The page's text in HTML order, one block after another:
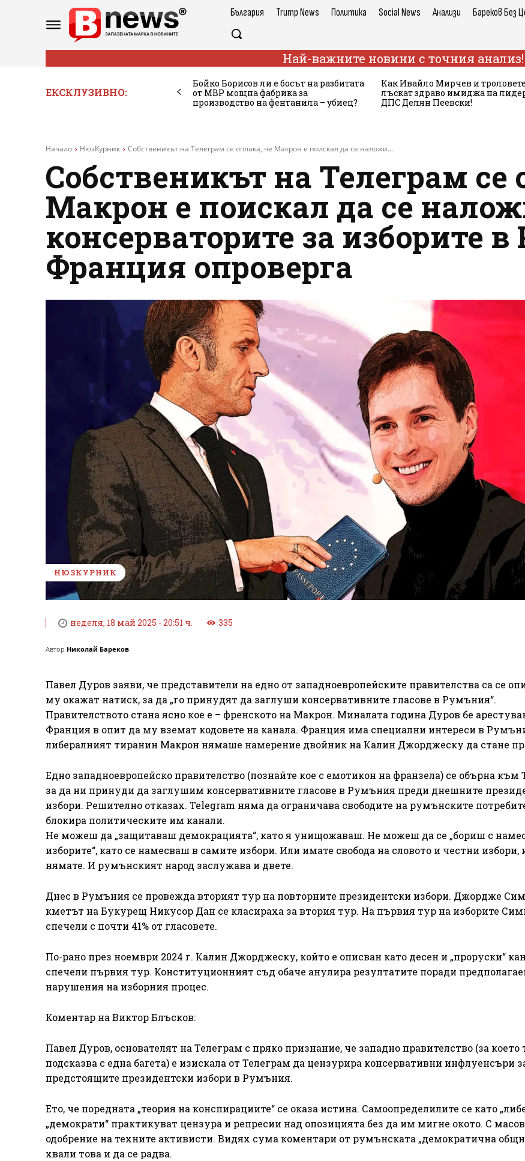
България Trump News Политика Social News Анализи Бареков Без
Най-важните новини с точния анализ!
ЕКСКЛУЗИВНО:
Бойко Борисов ли е босът на разбитата
от МВР мощна фабрика за
производство на фентанила – убиец?
Как Ивайло Мирчев и
лъскат здраво имиджа на
ДПС Делян Пеевски!
Начало НюзКурник Собственикът на Телеграм се оплака, че Макрон е поискал да се наложи...
Собственикът на Телеграм се
Макрон е поискал да се
консерваторите за изборите
Франция опроверга
НЮЗКУРНИК
неделя, 18 май 2025 - 20:51 ч. 335
Автор Николай Бареков
Павел Дуров заяви, че представители на едно от западноевропейските правителства са се
му окажат натиск, за да „го принудят да заглуши консервативните гласове в Румъния“.
Правителството стана ясно кое е – френското на Макрон. Миналата година Дуров бе
Франция в опит да му вземат кодовете на канала. Франция има специални интереси в
либералният тиранин Макрон нямаше намерение двойник на Калин Джорджеску да стане
Едно западноевропейско правителство (познайте кое с емотикон на франзела) се обърна към
за да ни принуди да заглушим консервативните гласове в Румъния преди днешните
избори. Решително отказах. Telegram няма да ограничава свободите на румънските
блокира политическите им канали.
Не можеш да „защитаваш демокрацията“, като я унищожаваш. Не можеш да се „бориш с
изборите“, като се намесваш в самите избори. Или имате свобода на словото и честни избори,
нямате. И румънският народ заслужава и двете.
Днес в Румъния се провежда вторият тур на повторните президентски избори. Джордже
кметът на Букурещ Никусор Дан се класираха за втория тур. На първия тур на изборите
спечели с почти 41% от гласовете.
По-рано през ноември 2024 г. Калин Джорджеску, който е описван като десен и „проруски“
спечели първия тур. Конституционният съд обаче анулира резултатите поради
нарушения на изборния процес.
Коментар на Виктор Блъсков:
Павел Дуров, основателят на Телеграм с пряко признание, че западно правителство (за което
подсказва с една багета) е изискала от Телеграм да цензурира консервативни инфлуенсъри
предстоящите президентски избори в Румъния.
Ето, че поредната „теория на конспирациите“ се оказа истина. Самоопределилите се като
„демократи“ практикуват цензура и репресии над опозицията без да им мигне окото. С
одобрение на техните активисти. Видях сума коментари от румънската „демократична
хвали това и да се радва.